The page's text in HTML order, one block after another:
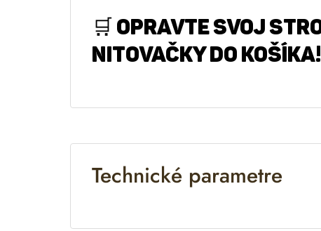
🛒 OPRAVTE SVOJ
nitovačky DO KOŠÍKA!
Technické parametre